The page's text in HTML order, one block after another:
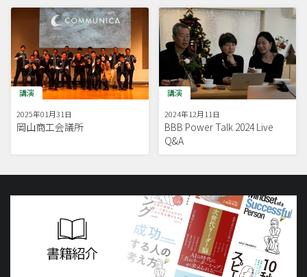
講演
2025年01月31日
岡山商工会議所
講演
2024年12月11日
BBB Power Talk 2024 Live
Q&A